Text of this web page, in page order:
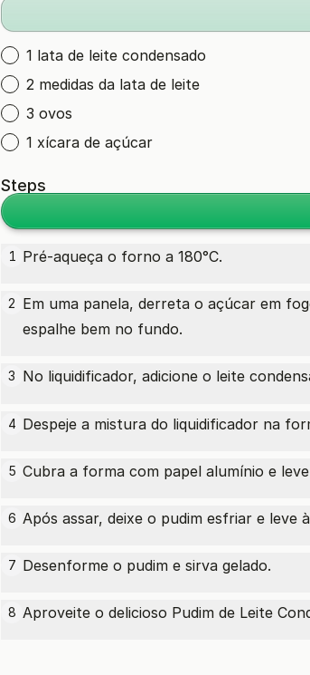
1 lata de leite condensado
2 medidas da lata de leite
3 ovos
1 xícara de açúcar
Steps
1 Pré-aqueça o forno a 180°C.
2 Em uma panela, derreta o açúcar em
espalhe bem no fundo.
3 No liquidificador, adicione o leite
4 Despeje a mistura do liquidificador na
5 Cubra a forma com papel alumínio e
6 Após assar, deixe o pudim esfriar e leve
7 Desenforme o pudim e sirva gelado.
8 Aproveite o delicioso Pudim de Leite